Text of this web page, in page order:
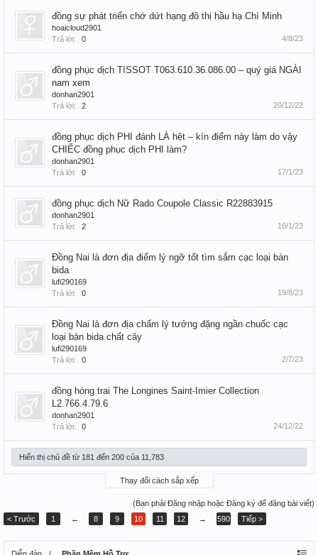
đồng sự phát triển chớ dứt hạng đô thị hầu hạ Chí Minh
hoaicloud2901
Trả lời:
0 4/8/23
đồng phục dịch TISSOT T063.610.36.086.00 – quý giá NGÀI
nam xem
donhan2901
Trả lời:
2 20/12/22
đồng phục dịch PHI đánh LÀ hệt – kín điểm này làm do vậy
CHIẾC đồng phục dịch PHI làm?
donhan2901
Trả lời:
0 17/1/23
đồng phục dịch Nữ Rado Coupole Classic R22883915
donhan2901
Trả lời:
2 16/1/23
Đồng Nai là đơn địa điểm lý ngỡ tốt tìm sắm cạc loại bàn
bida
lufi290169
Trả lời:
0 19/8/23
Đồng Nai là đơn địa chấm lý tưởng đặng ngần chuốc cạc
loại bàn bida chất cây
lufi290169
Trả lời:
0 2/7/23
đồng hòng trai The Longines Saint-Imier Collection
L2.766.4.79.6
donhan2901
Trả lời:
0 24/12/22
Hiển thị chủ đề từ 181 đến 200 của 11,783
Thay đổi cách sắp xếp
(Bạn phải Đăng nhập hoặc Đăng ký để đăng bài viết)
< Trước
1 ← 8 9 10 11 12 → 590 Tiếp >